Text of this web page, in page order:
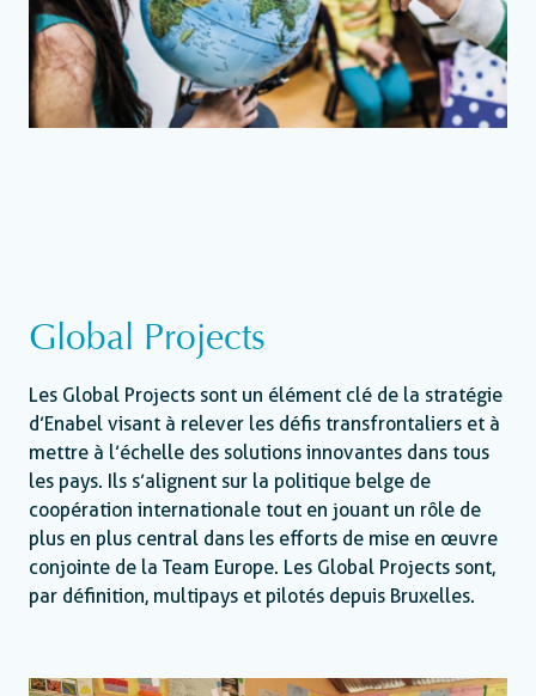
Global Projects
Les Global Projects sont un élément clé de la stratégie
d’Enabel visant à relever les défis transfrontaliers et à
mettre à l’échelle des solutions innovantes dans tous
les pays. Ils s’alignent sur la politique belge de
coopération internationale tout en jouant un rôle de
plus en plus central dans les efforts de mise en œuvre
conjointe de la Team Europe. Les Global Projects sont,
par définition, multipays et pilotés depuis Bruxelles.